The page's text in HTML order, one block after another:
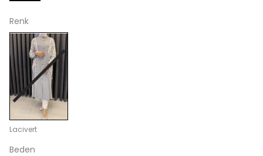
Renk
Lacivert
Beden